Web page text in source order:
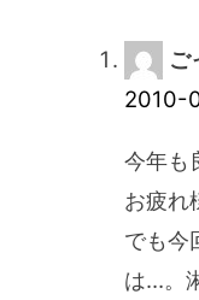
ご
2010-
今年も
お疲れ
でも今
は…。